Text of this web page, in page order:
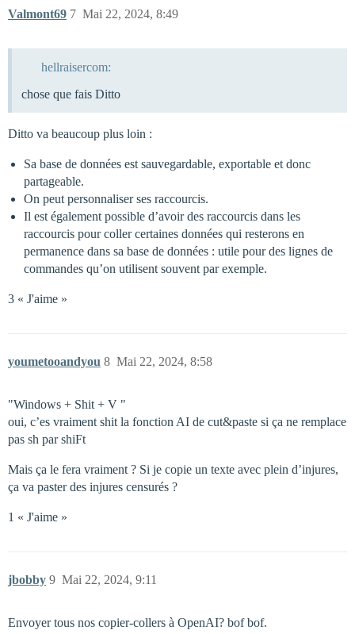
Valmont69 Mai 22, 2024, 8:49
7
hellraisercom:
chose que fais Ditto
Ditto va beaucoup plus loin :
Sa base de données est sauvegardable, exportable et donc
partageable.
On peut personnaliser ses raccourcis.
Il est également possible d’avoir des raccourcis dans les
raccourcis pour coller certaines données qui resterons en
permanence dans sa base de données : utile pour des lignes de
commandes qu’on utilisent souvent par exemple.
3 « J'aime »
youmetooandyou Mai 22, 2024, 8:58
8
"Windows + Shit + V "
oui, c’es vraiment shit la fonction AI de cut&paste si ça ne remplace
pas sh par shiFt
Mais ça le fera vraiment ? Si je copie un texte avec plein d’injures,
ça va paster des injures censurés ?
1 « J'aime »
jbobby Mai 22, 2024, 9:11
9
Envoyer tous nos copier-collers à OpenAI? bof bof.